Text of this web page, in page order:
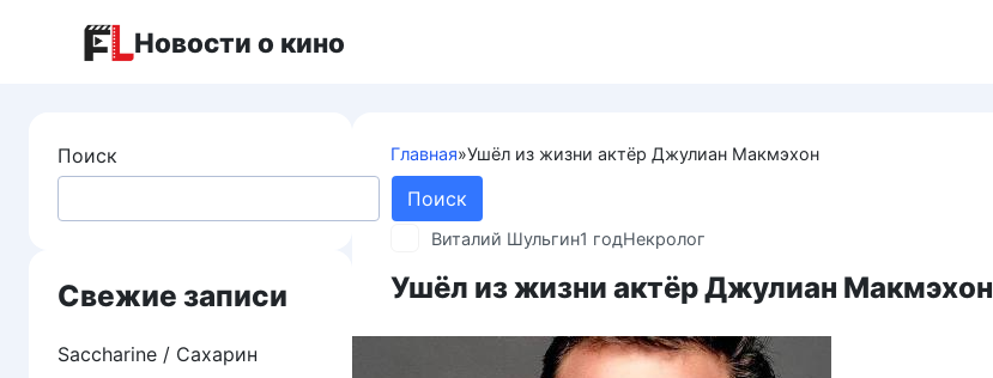
Новости о кино
Главная»Ушёл из жизни актёр Джулиан Макмэхон
Виталий Шульгин1 годНекролог
Ушёл из жизни актёр Джулиан Макмэхон
Поиск
Поиск
Свежие записи
Saccharine / Сахарин